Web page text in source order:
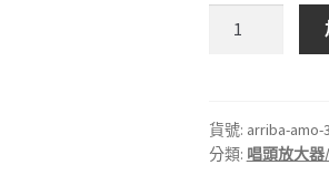
頭
升
貨號: arriba-amo-
分類: 唱頭放大